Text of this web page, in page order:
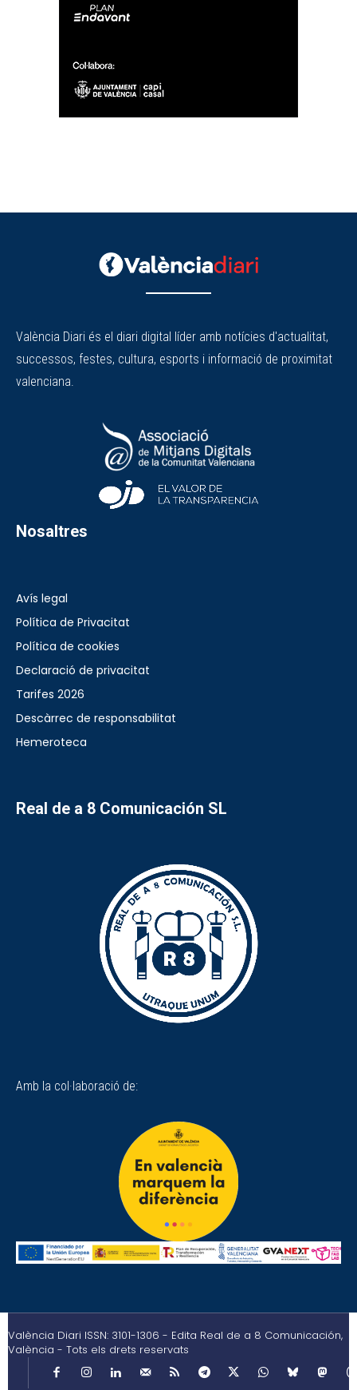
València Diari és el diari digital líder amb notícies d'actualitat,
successos, festes, cultura, esports i informació de proximitat
valenciana.
Nosaltres
Avís legal
Política de Privacitat
Política de cookies
Declaració de privacitat
Tarifes 2026
Descàrrec de responsabilitat
Hemeroteca
Real de a 8 Comunicación SL
Amb la col·laboració de:
València Diari ISSN: 3101-1306 - Edita Real de a 8 Comunicación,
València - Tots els drets reservats